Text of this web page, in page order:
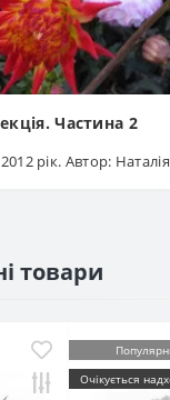
Частина 2
рік. Автор:
товари
Очікується